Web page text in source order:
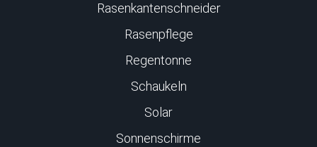
Rasenkantenschneider
Rasenpflege
Regentonne
Schaukeln
Solar
Sonnenschirme